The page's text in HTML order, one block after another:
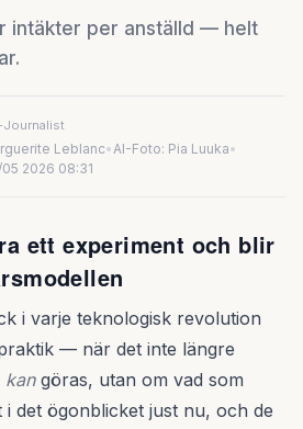
intäkter per anställd — helt
Journalist
Leblanc•AI-Foto: Pia Luuka•
2026 08:31
ett experiment och blir
i varje teknologisk revolution
— när det inte längre
kangöras, utan om vad som
i det ögonblicket just nu, och de